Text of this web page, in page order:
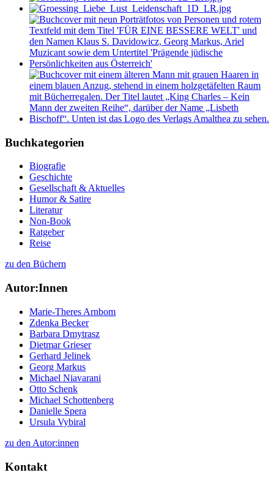
Buchkategorien
Biografie
Geschichte
Gesellschaft & Aktuelles
Humor & Satire
Literatur
Non-Book
Ratgeber
Reise
zu den Büchern
Autor:Innen
Marie-Theres Arnbom
Zdenka Becker
Barbara Dmytrasz
Dietmar Grieser
Gerhard Jelinek
Georg Markus
Michael Niavarani
Otto Schenk
Michael Schottenberg
Danielle Spera
Ursula Vybiral
zu den Autor:innen
Kontakt